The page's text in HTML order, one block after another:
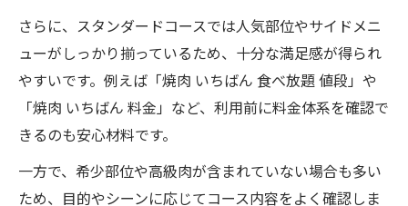
値段と内容を見極める焼肉活用術
焼肉スタンダードで値段以上の満足を得る
秘訣
焼肉コースの内容と料金比較で賢く選ぶ方
法
焼肉いちばんスタンダード利用時の注意点
焼肉スタンダードコースの価値を徹底解説
さらに、スタンダードコースでは人気部位やサイドメニ
ューがしっかり揃っているため、十分な満足感が得られ
やすいです。例えば「焼肉 いちばん 食べ放題 値段」や
「焼肉 いちばん 料金」など、利用前に料金体系を確認で
きるのも安心材料です。
一方で、希少部位や高級肉が含まれていない場合も多い
ため、目的やシーンに応じてコース内容をよく確認しま